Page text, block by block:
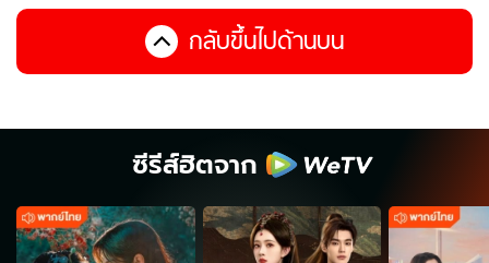
กลับขึ้นไปด้านบน
ซีรีส์ฮิตจาก